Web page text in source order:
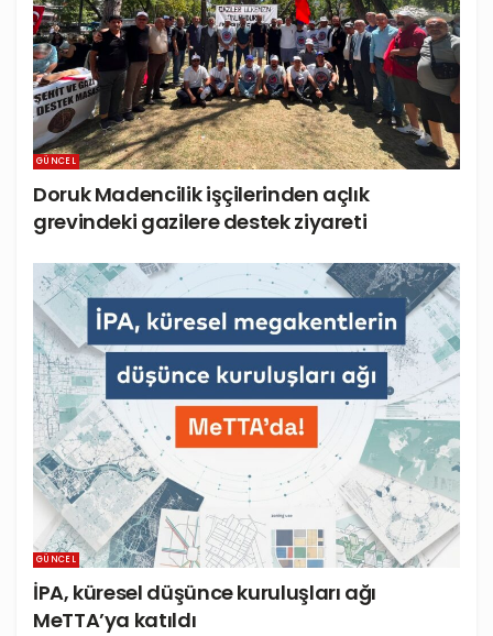
GÜNCEL
Doruk Madencilik işçilerinden açlık
grevindeki gazilere destek ziyareti
GÜNCEL
İPA, küresel düşünce kuruluşları ağı
MeTTA’ya katıldı